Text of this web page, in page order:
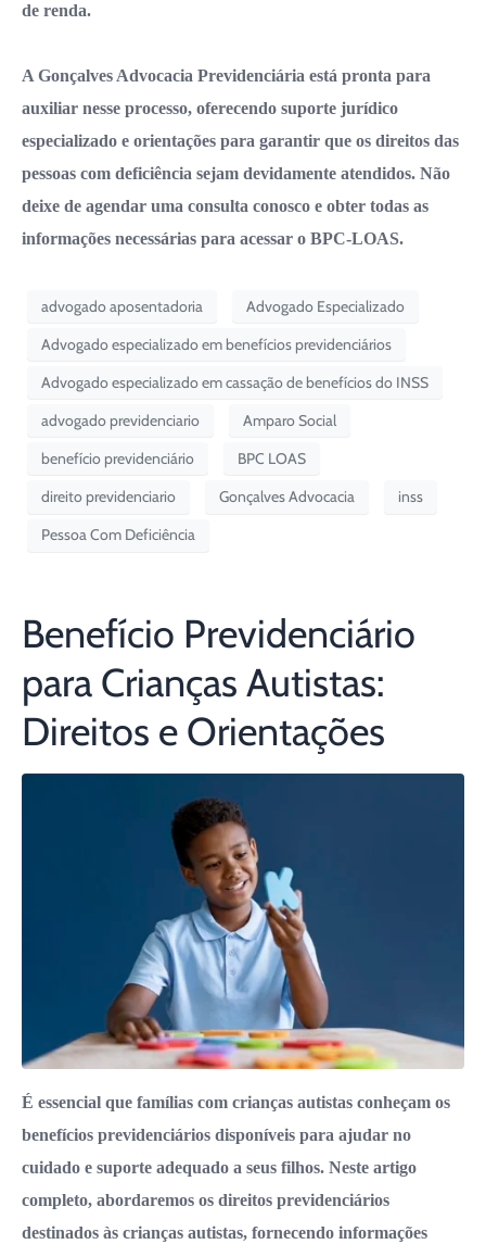
de renda.
A Gonçalves Advocacia Previdenciária está pronta para
auxiliar nesse processo, oferecendo suporte jurídico
especializado e orientações para garantir que os direitos das
pessoas com deficiência sejam devidamente atendidos. Não
deixe de agendar uma consulta conosco e obter todas as
informações necessárias para acessar o BPC-LOAS.
advogado aposentadoria
Advogado Especializado
Advogado especializado em benefícios previdenciários
Advogado especializado em cassação de benefícios do INSS
advogado previdenciario
Amparo Social
benefício previdenciário
BPC LOAS
direito previdenciario
Gonçalves Advocacia
inss
Pessoa Com Deficiência
Benefício Previdenciário
para Crianças Autistas:
Direitos e Orientações
É essencial que famílias com crianças autistas conheçam os
benefícios previdenciários disponíveis para ajudar no
cuidado e suporte adequado a seus filhos. Neste artigo
completo, abordaremos os direitos previdenciários
destinados às crianças autistas, fornecendo informações